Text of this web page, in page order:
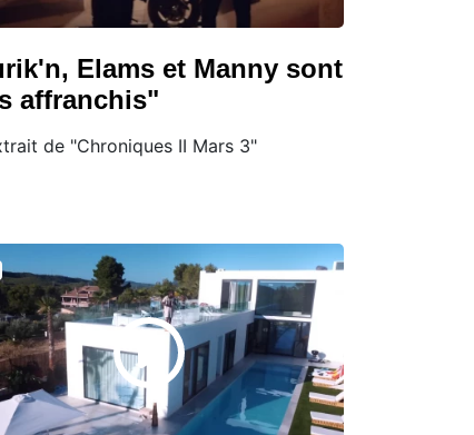
Elams et Manny sont
affranchis"
de "Chroniques II Mars 3"